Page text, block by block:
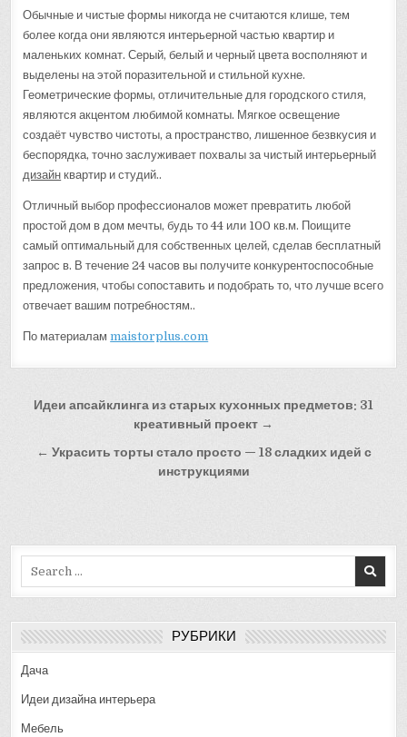
Обычные и чистые формы никогда не считаются клише, тем
более когда они являются интерьерной частью квартир и
маленьких комнат. Серый, белый и черный цвета восполняют и
выделены на этой поразительной и стильной кухне.
Геометрические формы, отличительные для городского стиля,
являются акцентом любимой комнаты. Мягкое освещение
создаёт чувство чистоты, а пространство, лишенное безвкусия и
беспорядка, точно заслуживает похвалы за чистый интерьерный
дизайн квартир и студий..
Отличный выбор профессионалов может превратить любой
простой дом в дом мечты, будь то 44 или 100 кв.м. Поищите
самый оптимальный для собственных целей, сделав бесплатный
запрос в. В течение 24 часов вы получите конкурентоспособные
предложения, чтобы сопоставить и подобрать то, что лучше всего
отвечает вашим потребностям..
По материаламmaistorplus.com
Навигация
записям
Идеи апсайклинга из старых кухонных предметов: 31
креативный проект →
← Украсить торты стало просто — 18 сладких идей с
инструкциями
РУБРИКИ
Дача
Идеи дизайна интерьера
Мебель